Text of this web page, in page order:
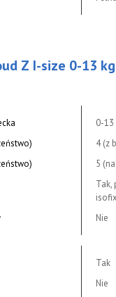
Z I-size 0-13 kg
0-13
4 (z
5
Tak,
isofix
Nie
Tak
Nie